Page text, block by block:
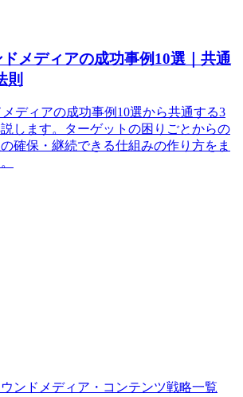
メディアの成功事例10選｜共通
則
ディアの成功事例10選から共通する3
します。ターゲットの困りごとからの
確保・継続できる仕組みの作り方をま
ンドメディア・コンテンツ戦略一覧